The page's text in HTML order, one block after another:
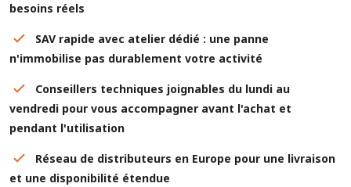
besoins réels
SAV rapide avec atelier dédié : une panne
n'immobilise pas durablement votre activité
Conseillers techniques joignables du lundi au
vendredi pour vous accompagner avant l'achat et
pendant l'utilisation
Réseau de distributeurs en Europe pour une livraison
et une disponibilité étendue